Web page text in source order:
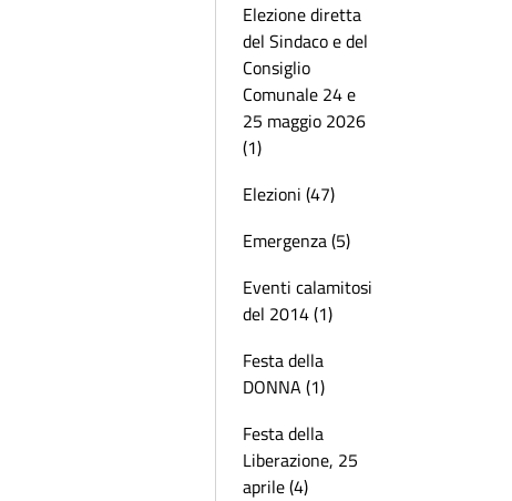
Elezione diretta
del Sindaco e del
Consiglio
Comunale 24 e
25 maggio 2026
(1)
Elezioni (47)
Emergenza (5)
Eventi calamitosi
del 2014 (1)
Festa della
DONNA (1)
Festa della
Liberazione, 25
aprile (4)